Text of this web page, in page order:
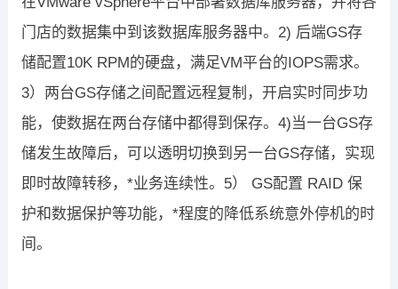
门店的数据集中到该数据库服务器中。2) 后端GS存
储配置10K RPM的硬盘，满足VM平台的IOPS需求。
3）两台GS存储之间配置远程复制，开启实时同步功
能，使数据在两台存储中都得到保存。4)当一台GS存
储发生故障后，可以透明切换到另一台GS存储，实现
即时故障转移，*业务连续性。5） GS配置 RAID 保
护和数据保护等功能，*程度的降低系统意外停机的时
间。